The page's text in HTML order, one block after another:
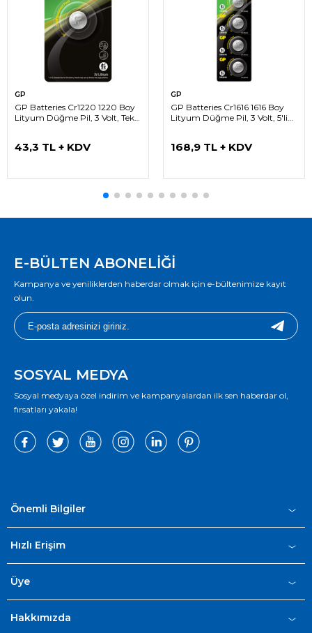
GP
GP Batteries Cr1220 1220 Boy
Lityum Düğme Pil, 3 Volt, Tekli
43,3 TL + KDV
GP
GP Batteries Cr1616 1616 Boy
Lityum Düğme Pil, 3 Volt, 5'li
168,9 TL + KDV
E-BÜLTEN ABONELİĞİ
Kampanya ve yeniliklerden haberdar olmak için e-bültenimize kayıt
olun.
SOSYAL MEDYA
Sosyal medyaya özel indirim ve kampanyalardan ilk sen haberdar ol,
fırsatları yakala!
Önemli Bilgiler
Hızlı Erişim
Üye
Hakkımızda